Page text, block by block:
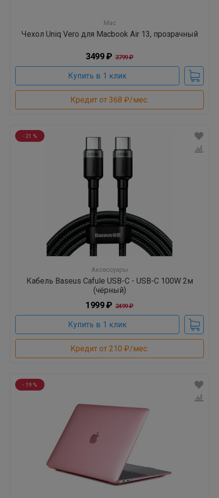
Mac
Чехол Uniq Vero для Macbook Air 13, прозрачный
3499 ₽ 3799 ₽
Купить в 1 клик
Кредит от 368 ₽/мес.
- 21 %
Аксессуары
Кабель Baseus Cafule USB-C - USB-C 100W 2м
(чёрный)
1999 ₽ 2499 ₽
Купить в 1 клик
Кредит от 210 ₽/мес.
- 19 %